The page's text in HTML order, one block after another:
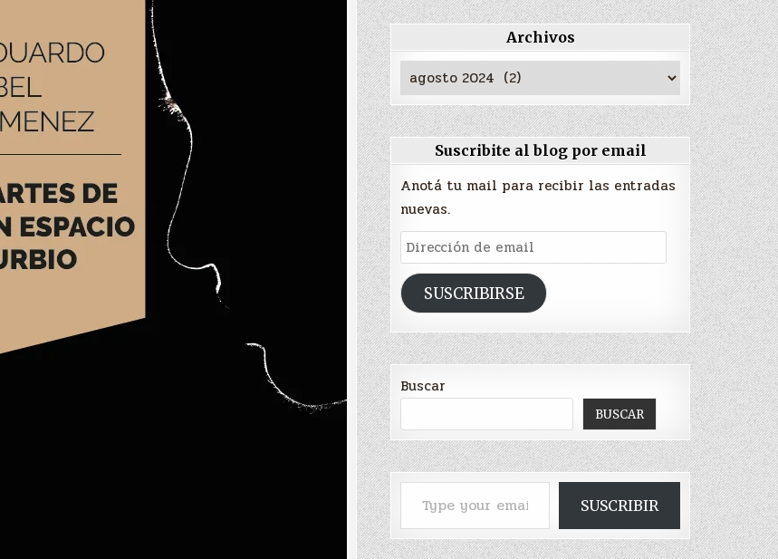
Archivos
Archivos
Suscribite al blog por email
Anotá tu mail para recibir las entradas
nuevas.
Dirección
de
emailSUSCRIBIRSE
Buscar
BUSCAR
Type your email…
SUSCRIBIR